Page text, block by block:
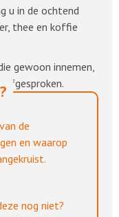
u in de ochtend
thee en koffie
gewoon innemen,
afgesproken.
de
en waarop
nog niet?